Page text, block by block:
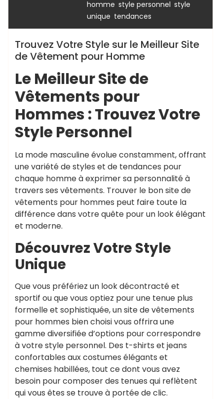
homme style personnel style
unique tendances
Trouvez Votre Style sur le Meilleur Site
de Vêtement pour Homme
Le Meilleur Site de
Vêtements pour
Hommes : Trouvez Votre
Style Personnel
La mode masculine évolue constamment, offrant
une variété de styles et de tendances pour
chaque homme à exprimer sa personnalité à
travers ses vêtements. Trouver le bon site de
vêtements pour hommes peut faire toute la
différence dans votre quête pour un look élégant
et moderne.
Découvrez Votre Style
Unique
Que vous préfériez un look décontracté et
sportif ou que vous optiez pour une tenue plus
formelle et sophistiquée, un site de vêtements
pour hommes bien choisi vous offrira une
gamme diversifiée d’options pour correspondre
à votre style personnel. Des t-shirts et jeans
confortables aux costumes élégants et
chemises habillées, tout ce dont vous avez
besoin pour composer des tenues qui reflètent
qui vous êtes se trouve à portée de clic.